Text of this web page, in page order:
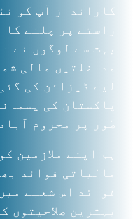
کارانداز آپ کو
راستے پر چلنے
بہت سے لوگوں نے
مداخلتیں مالی
لیے ڈیزائن کی
پاکستان کی
طور پر محروم
ہم اپنے ملازمین
مالیاتی فوائد
فوائد اس شعبے
بہترین صلاحیتوں